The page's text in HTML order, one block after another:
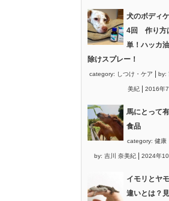
犬のボディ
4回 作り方
単！ハッカ
除けスプレー！
category: しつけ・ケア by:
美紀 2016年
馬にとって
食品
category: 健康
by: 吉川 奈美紀 2024年
イモリとヤ
違いとは？